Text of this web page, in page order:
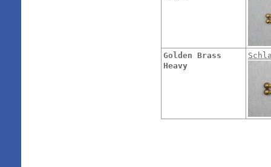
Golden Brass
Heavy